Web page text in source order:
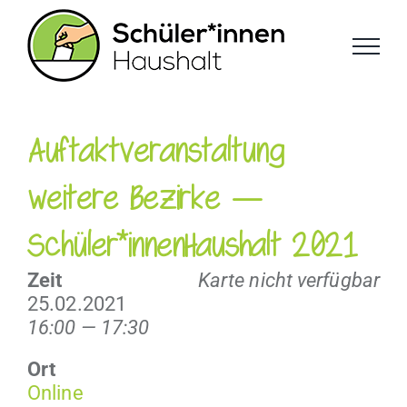
Inhalt
springen
Auftaktveranstaltung
weitere Bezirke —
Schüler*innenHaushalt 2021
Karte nicht verfügbar
Zeit
25.02.2021
16:00 — 17:30
Ort
Online